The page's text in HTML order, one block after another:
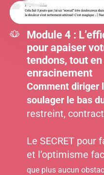
Module 4 :
pour apaiser
tendons, tout
enracinement
Comment diriger
soulager le bas
restreint,
Le SECRET pour
et l’optimisme
que plus aucun